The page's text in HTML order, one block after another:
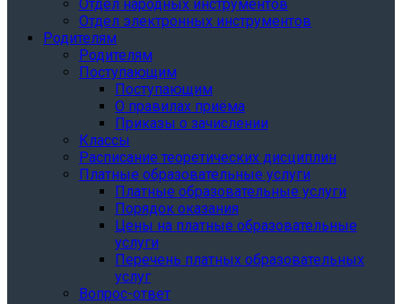
Отдел народных инструментов
Отдел электронных инструментов
Родителям
Родителям
Поступающим
Поступающим
О правилах приёма
Приказы о зачислении
Классы
Расписание теоретических дисциплин
Платные образовательные услуги
Платные образовательные услуги
Порядок оказания
Цены на платные образовательные
услуги
Перечень платных образовательных
услуг
Вопрос-ответ